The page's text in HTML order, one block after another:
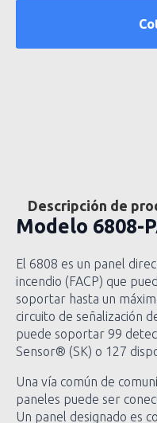
Descripción de
Modelo 6808-
El 6808 es un panel
incendio (FACP) que
soportar hasta un
circuito de señalización
puede soportar 99
Sensor® (SK) o 127
Una vía común de
paneles puede ser
Un panel designado es